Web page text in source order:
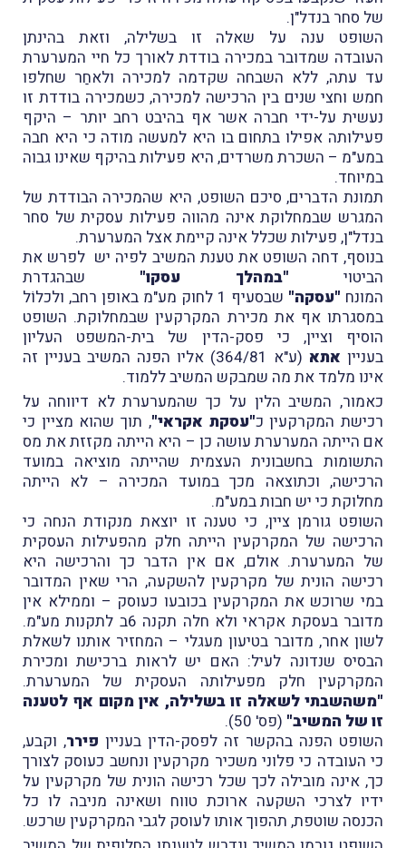
של סחר בנדל"ן.
השופט ענה על שאלה זו בשלילה, וזאת בהינתן
העובדה שמדובר במכירה בודדת לאורך כל חיי המערערת
עד עתה, ללא השבחה שקדמה למכירה ולאחַר שחלפו
חמש וחצי שנים בין הרכישה למכירה, כשמכירה בודדת זו
נעשית על-ידי חברה אשר אף בהיבט רחב יותר – היקף
פעילותה אפילו בתחום בו היא למעשה מודה כי היא חבה
במע"מ – השכרת משרדים, היא פעילות בהיקף שאינו גבוה
במיוחד.
תמונת הדברים, סיכם השופט, היא שהמכירה הבודדת של
המגרש שבמחלוקת אינה מהווה פעילות עסקית של סחר
בנדל"ן, פעילות שכלל אינה קיימת אצל המערערת.
בנוסף, דחה השופט את טענת המשיב לפיה יש לפרש את
הביטוי "במהלך עסקו" שבהגדרת
המונח "עסקה"
שבסעיף 1 לחוק מע"מ באופן רחב, ולכלוֹל
במסגרתו אף את מכירת המקרקעין שבמחלוקת. השופט
הוסיף וציין, כי פסק-הדין של בית-המשפט העליון
בעניין אתא
(ע"א 364/81) אליו הפנה המשיב בעניין זה
אינו מלמד את מה שמבקש המשיב ללמוד.
כאמור, המשיב הלין על כך שהמערערת לא דיווחה על
רכישת המקרקעין כ"עסקת אקראי", תוך שהוא מציין כי
אם הייתה המערערת עושה כן – היא הייתה מקזזת את מס
התשומות בחשבונית העצמית שהייתה מוציאה במועד
הרכישה, וכתוצאה מכך במועד המכירה – לא הייתה
מחלוקת כי יש חבות במע"מ.
השופט גורמן ציין, כי טענה זו יוצאת מנקודת הנחה כי
הרכישה של המקרקעין הייתה חלק מהפעילות העסקית
של המערערת. אולם, אם אין הדבר כך והרכישה היא
רכישה הונית של מקרקעין להשקעה, הרי שאין המדובר
במי שרוכש את המקרקעין בכובעו כעוסק – וממילא אין
מדובר בעסקת אקראי ולא חלה תקנה 6ב לתקנות מע"מ.
לשון אחר, מדובר בטיעון מעגלי – המחזיר אותנו לשאלת
הבסיס שנדונה לעיל: האם יש לראות ברכישת ומכירת
המקרקעין חלק מפעילותה העסקית של המערערת.
"משהשבתי לשאלה זו בשלילה, אין מקום אף לטענה
זו של המשיב" (פס' 50).
השופט הפנה בהקשר זה לפסק-הדין בעניין פירר, וקבע,
כי העובדה כי פלוני משכיר מקרקעין ונחשב כעוסק לצורך
כך, אינה מובילה לכך שכל רכישה הונית של מקרקעין על
ידיו לצרכי השקעה ארוכת טווח ושאינה מניבה לו כל
הכנסה שוטפת, תהפוך אותו לעוסק לגבי המקרקעין שרכש.